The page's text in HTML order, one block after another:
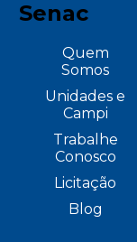
Senac
Quem
Somos
Unidades e
Campi
Trabalhe
Conosco
Licitação
Blog